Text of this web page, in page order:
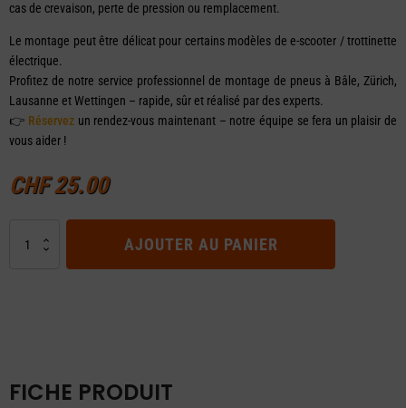
cas de crevaison, perte de pression ou remplacement.
Le montage peut être délicat pour certains modèles de e-scooter / trottinette
électrique.
Profitez de notre service professionnel de montage de pneus à Bâle, Zürich,
Lausanne et Wettingen – rapide, sûr et réalisé par des experts.
👉 Réservez un rendez-vous maintenant – notre équipe se fera un plaisir de
vous aider !
CHF25.00
AJOUTER AU PANIER
FICHE PRODUIT